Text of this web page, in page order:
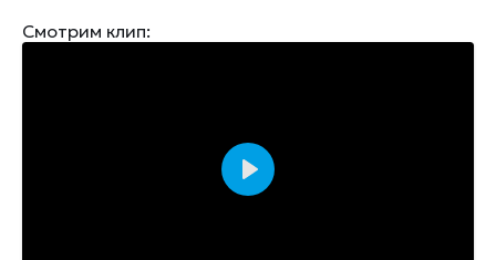
Смотрим клип:
Воспроизвести